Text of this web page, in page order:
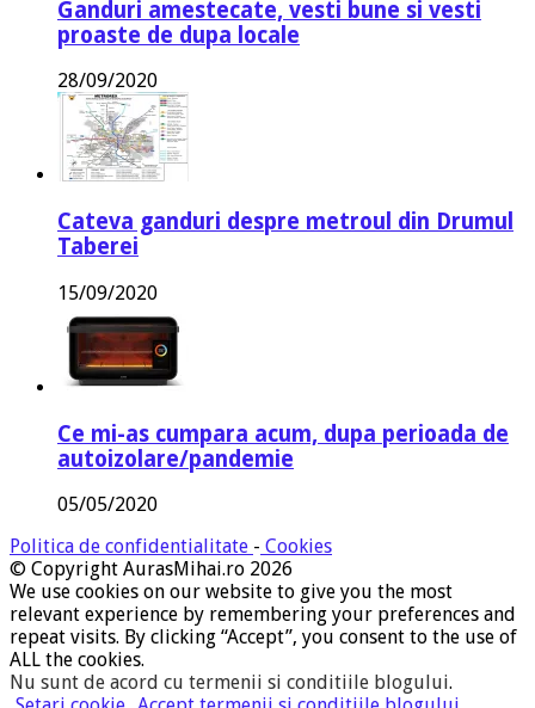
Ganduri amestecate, vesti bune si vesti
proaste de dupa locale
28/09/2020
Cateva ganduri despre metroul din Drumul
Taberei
15/09/2020
Ce mi-as cumpara acum, dupa perioada de
autoizolare/pandemie
05/05/2020
Politica de confidentialitate - Cookies
© Copyright AurasMihai.ro 2026
We use cookies on our website to give you the most
relevant experience by remembering your preferences and
repeat visits. By clicking “Accept”, you consent to the use of
ALL the cookies.
Nu sunt de acord cu termenii si conditiile blogului.